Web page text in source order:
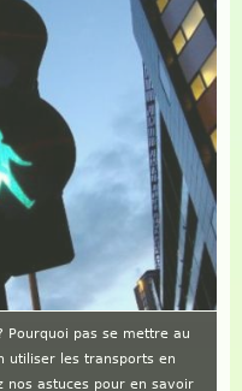
Pourquoi pas se mettre au
utiliser les transports en
nos astuces pour en savoir